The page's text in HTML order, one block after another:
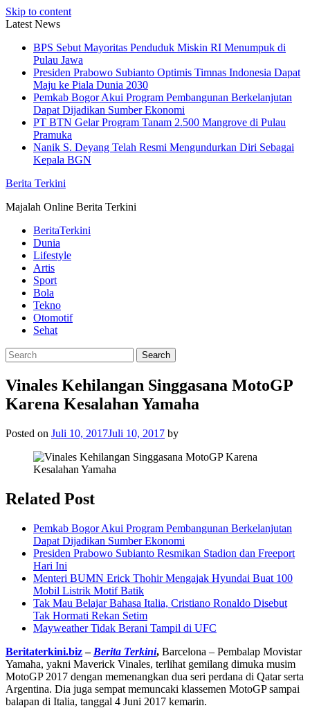
Skip to content
Latest News
BPS Sebut Mayoritas Penduduk Miskin RI Menumpuk di
Pulau Jawa
Presiden Prabowo Subianto Optimis Timnas Indonesia Dapat
Maju ke Piala Dunia 2030
Pemkab Bogor Akui Program Pembangunan Berkelanjutan
Dapat Dijadikan Sumber Ekonomi
PT BTN Gelar Program Tanam 2.500 Mangrove di Pulau
Pramuka
Nanik S. Deyang Telah Resmi Mengundurkan Diri Sebagai
Kepala BGN
Berita Terkini
Majalah Online Berita Terkini
BeritaTerkini
Dunia
Lifestyle
Artis
Sport
Bola
Tekno
Otomotif
Sehat
Vinales Kehilangan Singgasana MotoGP
Karena Kesalahan Yamaha
Posted on Juli 10, 2017Juli 10, 2017 by
Related Post
Pemkab Bogor Akui Program Pembangunan Berkelanjutan
Dapat Dijadikan Sumber Ekonomi
Presiden Prabowo Subianto Resmikan Stadion dan Freeport
Hari Ini
Menteri BUMN Erick Thohir Mengajak Hyundai Buat 100
Mobil Listrik Motif Batik
Tak Mau Belajar Bahasa Italia, Cristiano Ronaldo Disebut
Tak Hormati Rekan Setim
Mayweather Tidak Berani Tampil di UFC
Beritaterkini.biz– Berita Terkini, Barcelona – Pembalap Movistar
Yamaha, yakni Maverick Vinales, terlihat gemilang dimuka musim
MotoGP 2017 dengan memenangkan dua seri perdana di Qatar serta
Argentina. Dia juga sempat memuncaki klassemen MotoGP sampai
balapan di Italia, tanggal 4 Juni 2017 kemarin.